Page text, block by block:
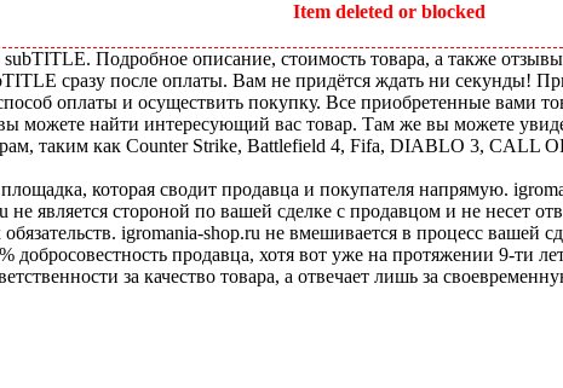
Item deleted or blocked
Подробное описание, стоимость товара, а также
сразу после оплаты. Вам не придётся ждать ни секунды!
оплаты и осуществить покупку. Все приобретенные
можете найти интересующий вас товар. Там же вы можете
таким как Counter Strike, Battlefield 4, Fifa, DIABLO 3, CALL
которая сводит продавца и покупателя напрямую.
является стороной по вашей сделке с продавцом и не несет
igromania-shop.ru не вмешивается в процесс вашей
добросовестность продавца, хотя вот уже на протяжении 9-ти
за качество товара, а отвечает лишь за